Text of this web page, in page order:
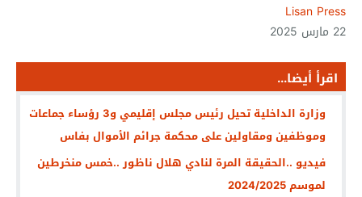
Lisan Press
22 مارس 2025
اقرأ أيضا...
وزارة الداخلية تحيل رئيس مجلس إقليمي و3 رؤساء جماعات
وموظفين ومقاولين على محكمة جرائم الأموال بفاس
فيديو ..الحقيقة المرة لنادي هلال ناظور ..خمس منخرطين
لموسم 2024/2025